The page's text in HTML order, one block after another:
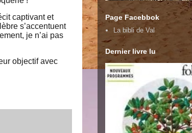
captivant et
s’accentuent
je n’ai pas
objectif avec
Page Facebbok
La bibli de Val
Dernier livre lu